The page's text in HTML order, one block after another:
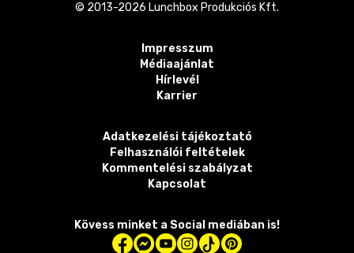
© 2013-2026 Lunchbox Produkciós Kft.
Impresszum
Médiaajánlat
Hírlevél
Karrier
Adatkezelési tájékoztató
Felhasználói feltételek
Kommentelési szabályzat
Kapcsolat
Kövess minket a Social mediában is!